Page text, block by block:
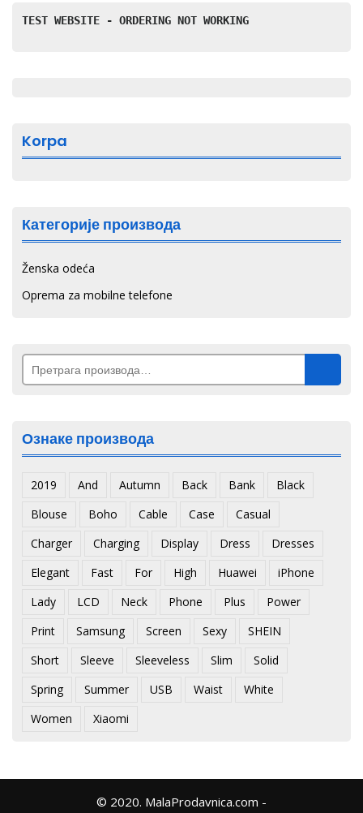
више
на
страници
TEST WEBSITE - ORDERING NOT WORKING
Korpa
Категорије производа
Ženska odeća
Oprema za mobilne telefone
Претрага
за:
Ознаке производа
2019 And Autumn Back Bank
Black
Blouse
Boho Cable Case
Casual
Charger
Charging Display Dress
Dresses
Elegant
Fast For High Huawei
iPhone
Lady
LCD Neck Phone Plus
Power
Print
Samsung Screen Sexy
SHEIN
Short
Sleeve Sleeveless Slim
Solid
Spring
Summer USB Waist
White
Women
Xiaomi
© 2020. MalaProdavnica.com -